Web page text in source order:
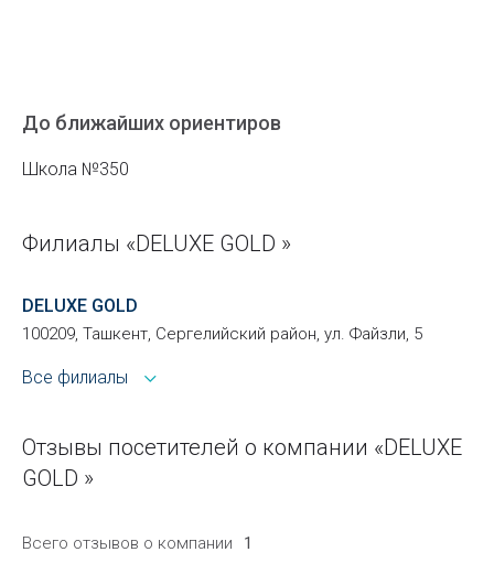
До ближайших ориентиров
Школа №350
Филиалы «DELUXE GOLD »
DELUXE GOLD
100209, Ташкент, Сергелийский район, ул. Файзли, 5
Все филиалы
Отзывы посетителей о компании «DELUXE
GOLD »
Всего отзывов о компании 1